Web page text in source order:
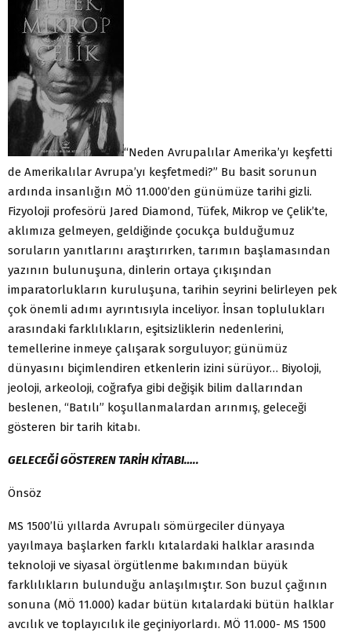
“Neden Avrupalılar Amerika’yı keşfetti
de Amerikalılar Avrupa’yı keşfetmedi?” Bu basit sorunun
ardında insanlığın MÖ 11.000’den günümüze tarihi gizli.
Fizyoloji profesörü Jared Diamond, Tüfek, Mikrop ve Çelik’te,
aklımıza gelmeyen, geldiğinde çocukça bulduğumuz
soruların yanıtlarını araştırırken, tarımın başlamasından
yazının bulunuşuna, dinlerin ortaya çıkışından
imparatorlukların kuruluşuna, tarihin seyrini belirleyen pek
çok önemli adımı ayrıntısıyla inceliyor. İnsan toplulukları
arasındaki farklılıkların, eşitsizliklerin nedenlerini,
temellerine inmeye çalışarak sorguluyor; günümüz
dünyasını biçimlendiren etkenlerin izini sürüyor… Biyoloji,
jeoloji, arkeoloji, coğrafya gibi değişik bilim dallarından
beslenen, “Batılı” koşullanmalardan arınmış, geleceği
gösteren bir tarih kitabı.
GELECEĞİ GÖSTEREN TARİH KİTABI…..
Önsöz
MS 1500’lü yıllarda Avrupalı sömürgeciler dünyaya
yayılmaya başlarken farklı kıtalardaki halklar arasında
teknoloji ve siyasal örgütlenme bakımından büyük
farklılıkların bulunduğu anlaşılmıştır. Son buzul çağının
sonuna (MÖ 11.000) kadar bütün kıtalardaki bütün halklar
avcılık ve toplayıcılık ile geçiniyorlardı. MÖ 11.000- MS 1500